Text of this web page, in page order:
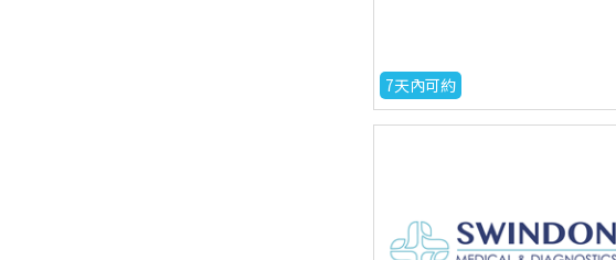
7天內可約